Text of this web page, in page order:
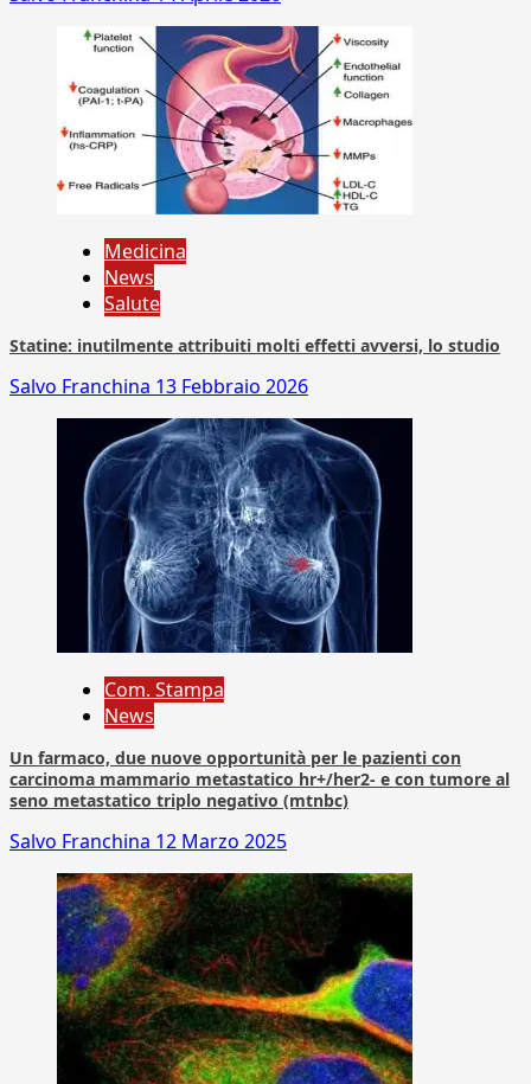
Medicina
News
Salute
Statine: inutilmente attribuiti molti effetti avversi, lo studio
Salvo Franchina 13 Febbraio 2026
Com. Stampa
News
Un farmaco, due nuove opportunità per le pazienti con
carcinoma mammario metastatico hr+/her2- e con tumore al
seno metastatico triplo negativo (mtnbc)
Salvo Franchina 12 Marzo 2025